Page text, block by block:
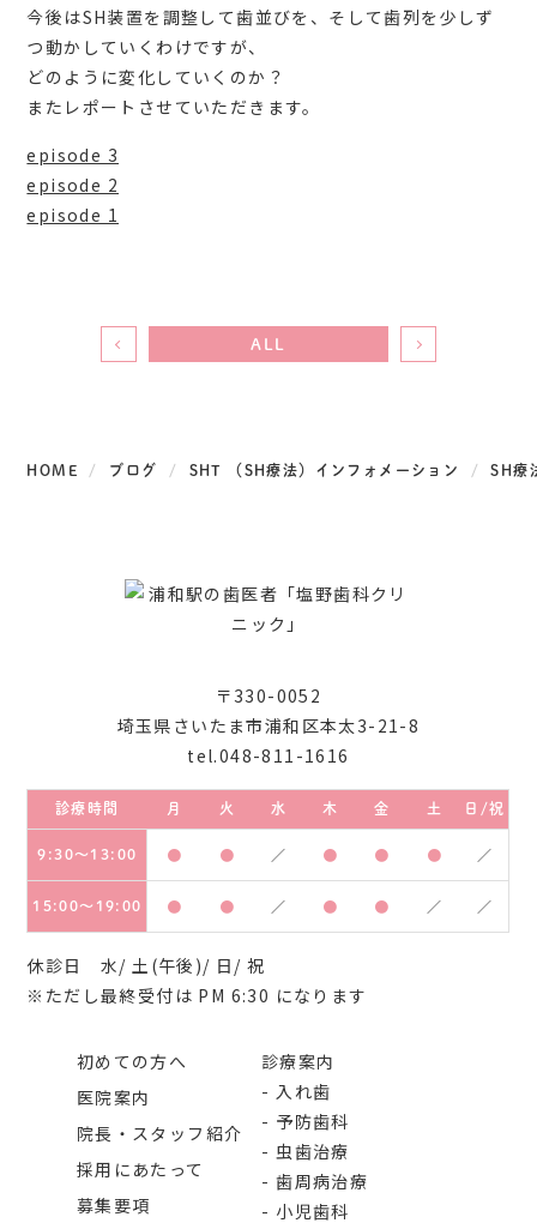
今後はSH装置を調整して歯並びを、そして歯列を少しず
つ動かしていくわけですが、
どのように変化していくのか？
またレポートさせていただきます。
episode 3
episode 2
episode 1
ALL
HOME ブログ SHT （SH療法）インフォメーション SH療
〒330-0052
埼玉県さいたま市浦和区本太3-21-8
tel.048-811-1616
診療時間 月 火 水 木 金 土 日/祝
9:30～13:00 ● ● ／ ● ● ● ／
15:00～19:00 ● ● ／ ● ● ／ ／
休診日 水/ 土(午後)/ 日/ 祝
※ただし最終受付は PM 6:30 になります
初めての方へ
医院案内
院長・スタッフ紹介
採用にあたって
募集要項
診療案内
入れ歯
予防歯科
虫歯治療
歯周病治療
小児歯科